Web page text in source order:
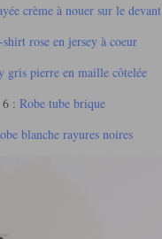
crème à nouer sur le devant
rose en jersey à coeur
gris pierre en maille côtelée
6 : Robe tube brique
blanche rayures noires